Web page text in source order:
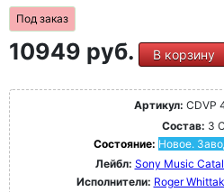
Под заказ
10949 руб. В корзину
Артикул: CDVP
Состав: 3
Состояние: Новое.
Лейбл: Sony Music
Исполнители: Roger